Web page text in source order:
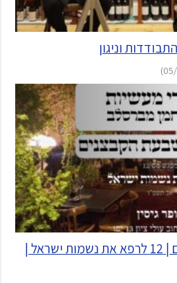
וניגון
מעשה משבעת הקבצנים | 12 לרפא את נשמות ישראל |